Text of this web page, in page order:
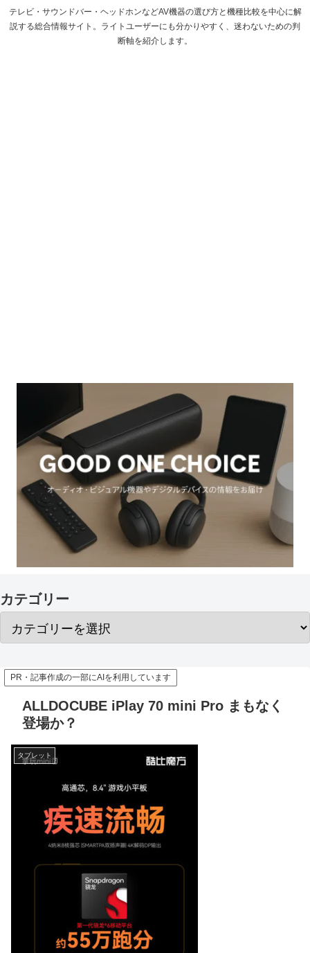
テレビ・サウンドバー・ヘッドホンなどAV機器の選び方と機種比較を中心に解
説する総合情報サイト。ライトユーザーにも分かりやすく、迷わないための判
断軸を紹介します。
カテゴリー
PR・記事作成の一部にAIを利用しています
ALLDOCUBE iPlay 70 mini Pro まもなく
登場か？
タブレット